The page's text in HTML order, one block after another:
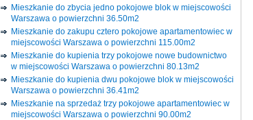
Mieszkanie do zbycia jedno pokojowe blok w miejscowości
Warszawa o powierzchni 36.50m2
Mieszkanie do zakupu cztero pokojowe apartamentowiec w
miejscowości Warszawa o powierzchni 115.00m2
Mieszkanie do kupienia trzy pokojowe nowe budownictwo
w miejscowości Warszawa o powierzchni 80.13m2
Mieszkanie do kupienia dwu pokojowe blok w miejscowości
Warszawa o powierzchni 36.41m2
Mieszkanie na sprzedaż trzy pokojowe apartamentowiec w
miejscowości Warszawa o powierzchni 90.00m2